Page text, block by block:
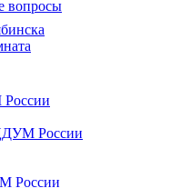
вопросы
России
России